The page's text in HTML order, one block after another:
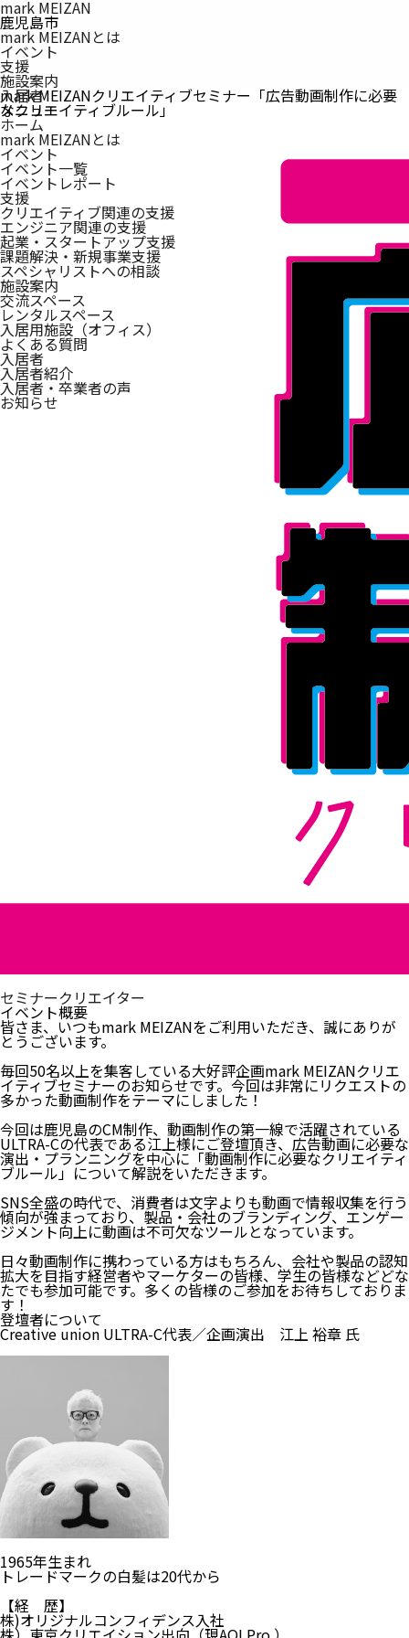
mark MEIZAN
鹿児島市
mark MEIZANとは
イベント
支援
施設案内
入居者
メニュー
ホーム
mark MEIZANとは
イベント
イベント一覧
イベントレポート
支援
クリエイティブ関連の支援
エンジニア関連の支援
起業・スタートアップ支援
課題解決・新規事業支援
スペシャリストへの相談
施設案内
交流スペース
レンタルスペース
入居用施設（オフィス）
よくある質問
入居者
入居者紹介
入居者・卒業者の声
お知らせ
mark MEIZANクリエイティブセミナー「広告動画制作に必要
なクリエイティブルール」
セミナークリエイター
イベント概要
皆さま、いつもmark MEIZANをご利用いただき、誠にありが
とうございます。
毎回50名以上を集客している大好評企画mark MEIZANクリエ
イティブセミナーのお知らせです。今回は非常にリクエストの
多かった動画制作をテーマにしました！
今回は鹿児島のCM制作、動画制作の第一線で活躍されている
ULTRA-Cの代表である江上様にご登壇頂き、広告動画に必要な
演出・プランニングを中心に「動画制作に必要なクリエイティ
ブルール」について解説をいただきます。
SNS全盛の時代で、消費者は文字よりも動画で情報収集を行う
傾向が強まっており、製品・会社のブランディング、エンゲー
ジメント向上に動画は不可欠なツールとなっています。
日々動画制作に携わっている方はもちろん、会社や製品の認知
拡大を目指す経営者やマーケターの皆様、学生の皆様などどな
たでも参加可能です。多くの皆様のご参加をお待ちしておりま
す！
登壇者について
Creative union ULTRA-C代表／企画演出 江上 裕章 氏
1965年生まれ
トレードマークの白髪は20代から
【経 歴】
株)オリジナルコンフィデンス入社